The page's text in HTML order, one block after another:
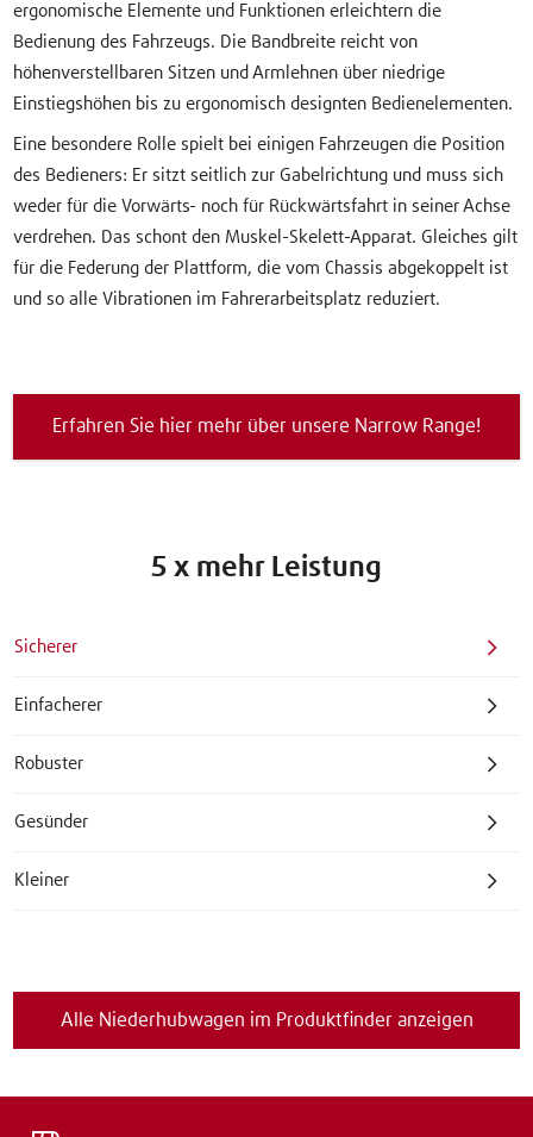
ergonomische Elemente und Funktionen erleichtern die
Bedienung des Fahrzeugs. Die Bandbreite reicht von
höhenverstellbaren Sitzen und Armlehnen über niedrige
Einstiegshöhen bis zu ergonomisch designten Bedienelementen.
Eine besondere Rolle spielt bei einigen Fahrzeugen die Position
des Bedieners: Er sitzt seitlich zur Gabelrichtung und muss sich
weder für die Vorwärts- noch für Rückwärtsfahrt in seiner Achse
verdrehen. Das schont den Muskel-Skelett-Apparat. Gleiches gilt
für die Federung der Plattform, die vom Chassis abgekoppelt ist
und so alle Vibrationen im Fahrerarbeitsplatz reduziert.
Erfahren Sie hier mehr über unsere Narrow Range!
5 x mehr Leistung
Sicherer
Einfacherer
Robuster
Gesünder
Kleiner
Alle Niederhubwagen im Produktfinder anzeigen